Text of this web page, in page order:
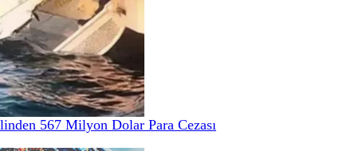
567 Milyon Dolar Para Cezası